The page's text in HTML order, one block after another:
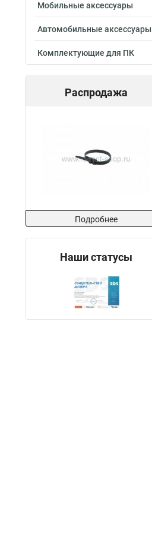
Мобильные аксессуары
Автомобильные аксессуары
Комплектующие для ПК
Распродажа
Подробнее
Наши статусы